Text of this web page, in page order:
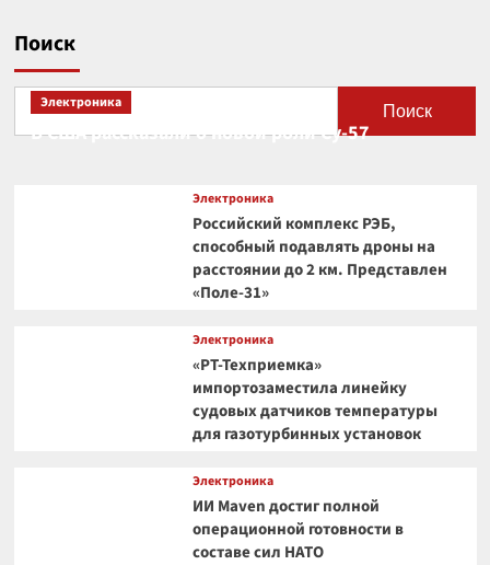
Поиск
Поиск
Электроника
В США рассказали о новой роли Су-57
Электроника
Российский комплекс РЭБ,
способный подавлять дроны на
расстоянии до 2 км. Представлен
«Поле-31»
Электроника
«РТ-Техприемка»
импортозаместила линейку
судовых датчиков температуры
для газотурбинных установок
Электроника
ИИ Maven достиг полной
операционной готовности в
составе сил НАТО